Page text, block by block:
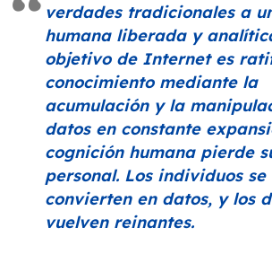
verdades tradicionales a
humana liberada y
objetivo de Internet es
conocimiento mediante la
acumulación y la
datos en constante
cognición humana pierde
personal. Los individuos se
convierten en datos, y los
vuelven reinantes.